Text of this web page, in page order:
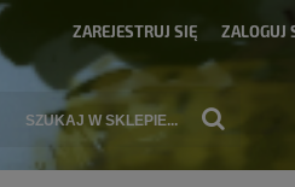
ZAREJESTRUJ SIĘ ZALOGUJ